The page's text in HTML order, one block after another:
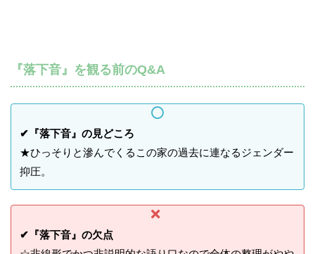
『落下音』を観る前のQ&A
✔『落下音』の見どころ
★ひっそりと滲んでくるこの家の過去に連なるジェンダー
抑圧。
✔『落下音』の欠点